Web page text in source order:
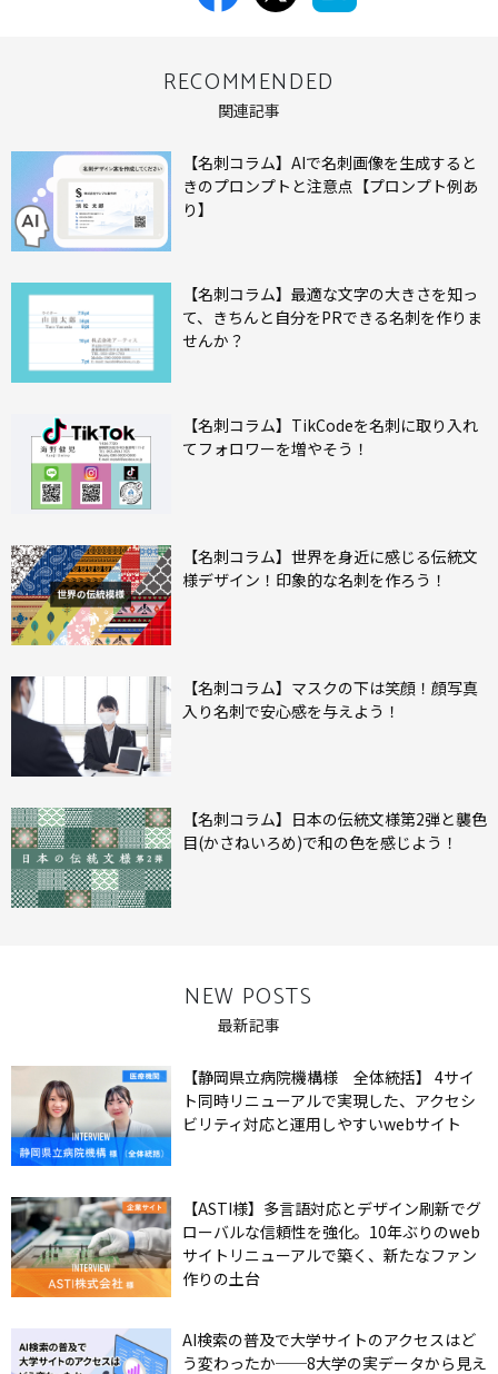
RECOMMENDED
関連記事
【名刺コラム】AIで名刺画像を生成すると
きのプロンプトと注意点【プロンプト例あ
り】
【名刺コラム】最適な文字の大きさを知っ
て、きちんと自分をPRできる名刺を作りま
せんか？
【名刺コラム】TikCodeを名刺に取り入れ
てフォロワーを増やそう！
【名刺コラム】世界を身近に感じる伝統文
様デザイン！印象的な名刺を作ろう！
【名刺コラム】マスクの下は笑顔！顔写真
入り名刺で安心感を与えよう！
【名刺コラム】日本の伝統文様第2弾と襲色
目(かさねいろめ)で和の色を感じよう！
NEW POSTS
最新記事
【静岡県立病院機構様 全体統括】 4サイ
ト同時リニューアルで実現した、アクセシ
ビリティ対応と運用しやすいwebサイト
【ASTI様】多言語対応とデザイン刷新でグ
ローバルな信頼性を強化。10年ぶりのweb
サイトリニューアルで築く、新たなファン
作りの土台
AI検索の普及で大学サイトのアクセスはど
う変わったか──8大学の実データから見え